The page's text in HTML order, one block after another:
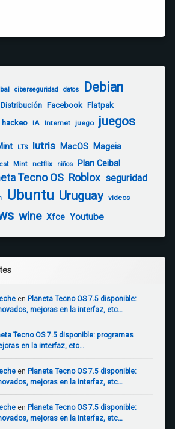
ciberseguridad datos Debian
Distribución Facebook Flatpak
hackeo IA Internet juego juegos
LTS lutris MacOS Mageia
Mint netflix niños Plan Ceibal
Tecno OS Roblox seguridad
Ubuntu Uruguay videos
wine Xfce Youtube
en Planeta Tecno OS 7.5 disponible:
mejoras en la interfaz, etc…
Tecno OS 7.5 disponible: programas
en la interfaz, etc…
en Planeta Tecno OS 7.5 disponible:
mejoras en la interfaz, etc…
en Planeta Tecno OS 7.5 disponible:
mejoras en la interfaz, etc…